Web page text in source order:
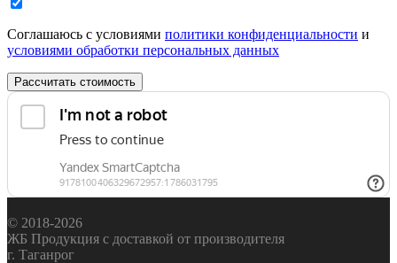
Соглашаюсь с условиями политики конфиденциальности и
условиями обработки персональных данных
Рассчитать стоимость
© 2018-2026
ЖБ Продукция с доставкой от производителя
г. Таганрог